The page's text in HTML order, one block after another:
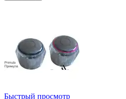
Быстрый просмотр